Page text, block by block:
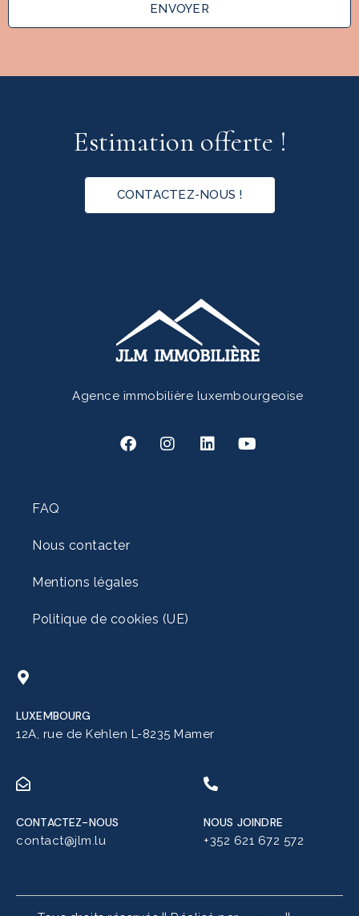
ENVOYER
Estimation offerte !
CONTACTEZ-NOUS !
Agence immobilière luxembourgeoise
FAQ
Nous contacter
Mentions légales
Politique de cookies (UE)
LUXEMBOURG
12A, rue de Kehlen L-8235 Mamer
CONTACTEZ-NOUS
contact@jlm.lu
NOUS JOINDRE
+352 621 672 572